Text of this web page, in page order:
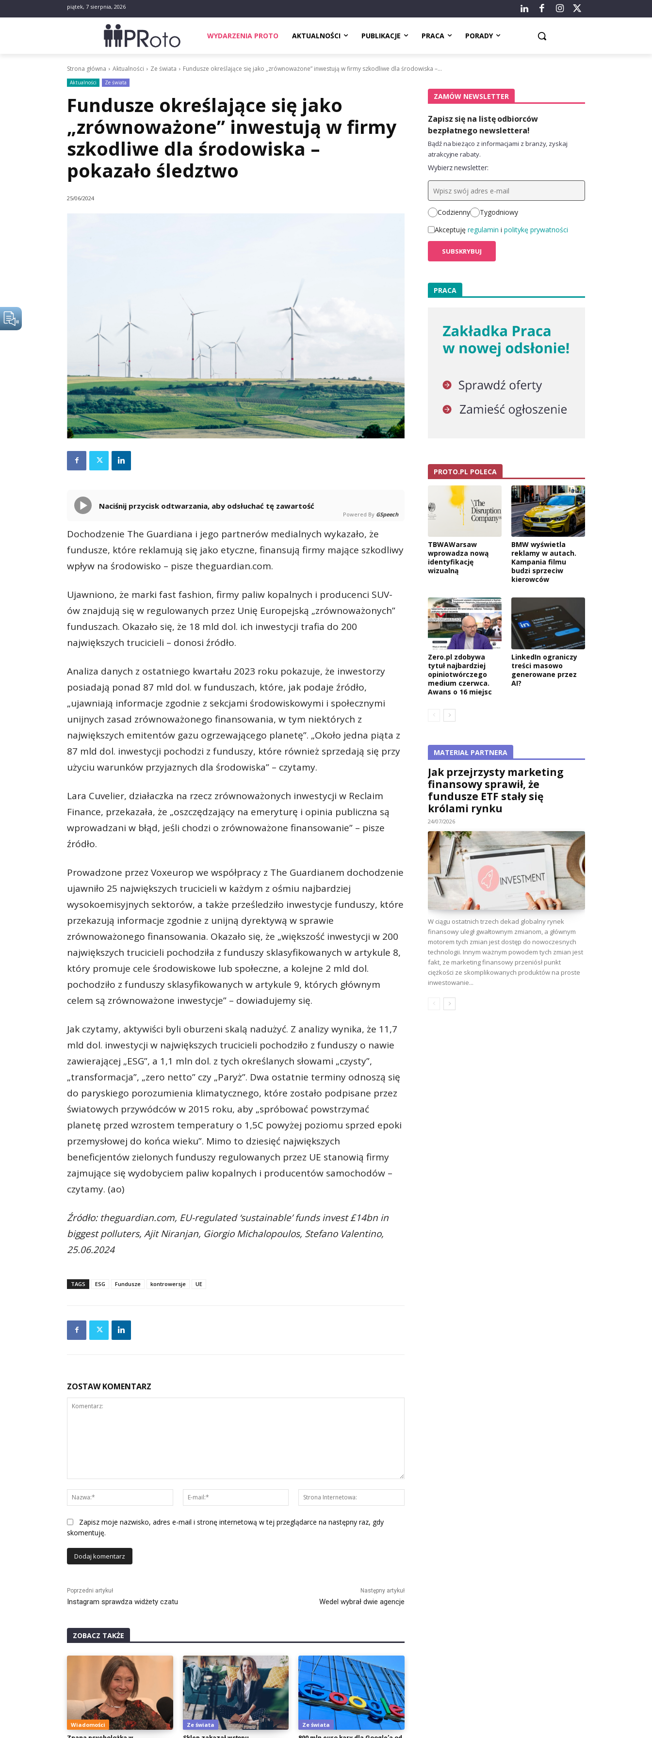
piątek, 7 sierpnia, 2026
WYDARZENIA PROTO AKTUALNOŚCI PUBLIKACJE PRACA PORADY
Strona główna Aktualności Ze świata Fundusze określające się jako „zrównoważone” inwestują w firmy szkodliwe dla środowiska –...
Aktualności Ze świata
Fundusze określające się jako
„zrównoważone” inwestują w firmy
szkodliwe dla środowiska –
pokazało śledztwo
25/06/2024
Naciśnij przycisk odtwarzania, aby odsłuchać tę zawartość
Powered By GSpeech
Dochodzenie The Guardiana i jego partnerów medialnych wykazało, że
fundusze, które reklamują się jako etyczne, finansują firmy mające szkodliwy
wpływ na środowisko – pisze theguardian.com.
Ujawniono, że marki fast fashion, firmy paliw kopalnych i producenci SUV-
ów znajdują się w regulowanych przez Unię Europejską „zrównoważonych”
funduszach. Okazało się, że 18 mld dol. ich inwestycji trafia do 200
największych trucicieli – donosi źródło.
Analiza danych z ostatniego kwartału 2023 roku pokazuje, że inwestorzy
posiadają ponad 87 mld dol. w funduszach, które, jak podaje źródło,
„ujawniają informacje zgodnie z sekcjami środowiskowymi i społecznymi
unijnych zasad zrównoważonego finansowania, w tym niektórych z
największych emitentów gazu ogrzewającego planetę”. „Około jedna piąta z
87 mld dol. inwestycji pochodzi z funduszy, które również sprzedają się przy
użyciu warunków przyjaznych dla środowiska” – czytamy.
Lara Cuvelier, działaczka na rzecz zrównoważonych inwestycji w Reclaim
Finance, przekazała, że „oszczędzający na emeryturę i opinia publiczna są
wprowadzani w błąd, jeśli chodzi o zrównoważone finansowanie” – pisze
źródło.
Prowadzone przez Voxeurop we współpracy z The Guardianem dochodzenie
ujawniło 25 największych trucicieli w każdym z ośmiu najbardziej
wysokoemisyjnych sektorów, a także prześledziło inwestycje funduszy, które
przekazują informacje zgodnie z unijną dyrektywą w sprawie
zrównoważonego finansowania. Okazało się, że „większość inwestycji w 200
największych trucicieli pochodziła z funduszy sklasyfikowanych w artykule 8,
który promuje cele środowiskowe lub społeczne, a kolejne 2 mld dol.
pochodziło z funduszy sklasyfikowanych w artykule 9, których głównym
celem są zrównoważone inwestycje” – dowiadujemy się.
Jak czytamy, aktywiści byli oburzeni skalą nadużyć. Z analizy wynika, że 11,7
mld dol. inwestycji w największych trucicieli pochodziło z funduszy o nawie
zawierającej „ESG”, a 1,1 mln dol. z tych określanych słowami „czysty”,
„transformacja”, „zero netto” czy „Paryż”. Dwa ostatnie terminy odnoszą się
do paryskiego porozumienia klimatycznego, które zostało podpisane przez
światowych przywódców w 2015 roku, aby „spróbować powstrzymać
planetę przed wzrostem temperatury o 1,5C powyżej poziomu sprzed epoki
przemysłowej do końca wieku”. Mimo to dziesięć największych
beneficjentów zielonych funduszy regulowanych przez UE stanowią firmy
zajmujące się wydobyciem paliw kopalnych i producentów samochodów –
czytamy. (ao)
Źródło: theguardian.com, EU-regulated ‘sustainable’ funds invest £14bn in
biggest polluters, Ajit Niranjan, Giorgio Michalopoulos, Stefano Valentino,
25.06.2024
TAGS ESG Fundusze kontrowersje UE
ZOSTAW KOMENTARZ
Nazwa:*
mail:*
Internetowa:
Zapisz moje nazwisko, adres e-mail i stronę internetową w tej przeglądarce na następny raz, gdy
skomentuję.
Poprzedni artykuł
Instagram sprawdza widżety czatu
Następny artykuł
Wedel wybrał dwie agencje
ZOBACZ TAKŻE
Wiadomości
Ze świata
Ze świata
ZAMÓW NEWSLETTER
Zapisz się na listę odbiorców
bezpłatnego newslettera!
Bądź na bieżąco z informacjami z branży, zyskaj
atrakcyjne rabaty.
Wybierz newsletter:
Codzienny
Tygodniowy
Akceptuję regulamin i politykę prywatności
PRACA
PROTO.PL POLECA
TBWAWarsaw
wprowadza nową
identyfikację
wizualną
BMW wyświetla
reklamy w autach.
Kampania filmu
budzi sprzeciw
kierowców
Zero.pl zdobywa
tytuł najbardziej
opiniotwórczego
medium czerwca.
Awans o 16 miejsc
LinkedIn ograniczy
treści masowo
generowane przez
AI?
MATERIAŁ PARTNERA
Jak przejrzysty marketing
finansowy sprawił, że
fundusze ETF stały się
królami rynku
24/07/2026
W ciągu ostatnich trzech dekad globalny rynek
finansowy uległ gwałtownym zmianom, a głównym
motorem tych zmian jest dostęp do nowoczesnych
technologii. Innym ważnym powodem tych zmian jest
fakt, że marketing finansowy przeniósł punkt
ciężkości ze skomplikowanych produktów na proste
inwestowanie...